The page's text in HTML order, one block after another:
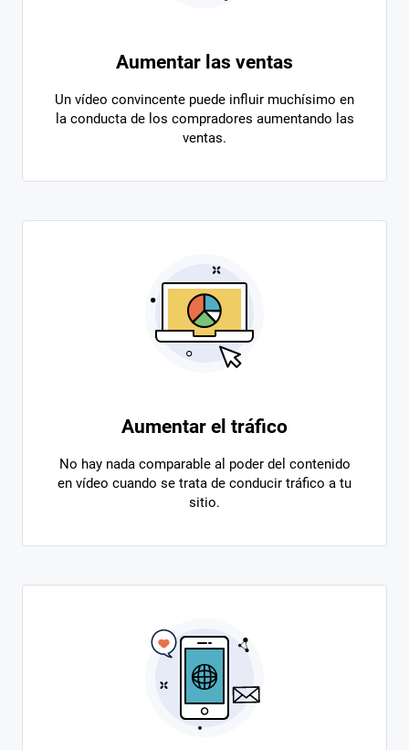
Aumentar las ventas
Un vídeo convincente puede influir muchísimo en
la conducta de los compradores aumentando las
ventas.
Aumentar el tráfico
No hay nada comparable al poder del contenido
en vídeo cuando se trata de conducir tráfico a tu
sitio.